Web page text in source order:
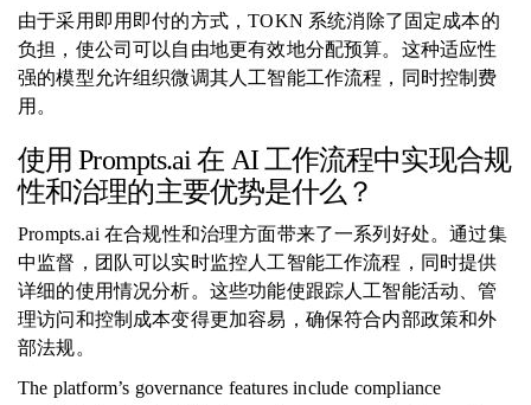
由于采用即用即付的方式，TOKN 系统消除了固定成本的
负担，使公司可以自由地更有效地分配预算。这种适应性
强的模型允许组织微调其人工智能工作流程，同时控制费
用。
使用 Prompts.ai 在 AI 工作流程中实现合规
性和治理的主要优势是什么？
Prompts.ai 在合规性和治理方面带来了一系列好处。通过集
中监督，团队可以实时监控人工智能工作流程，同时提供
详细的使用情况分析。这些功能使跟踪人工智能活动、管
理访问和控制成本变得更加容易，确保符合内部政策和外
部法规。
The platform’s governance features include compliance